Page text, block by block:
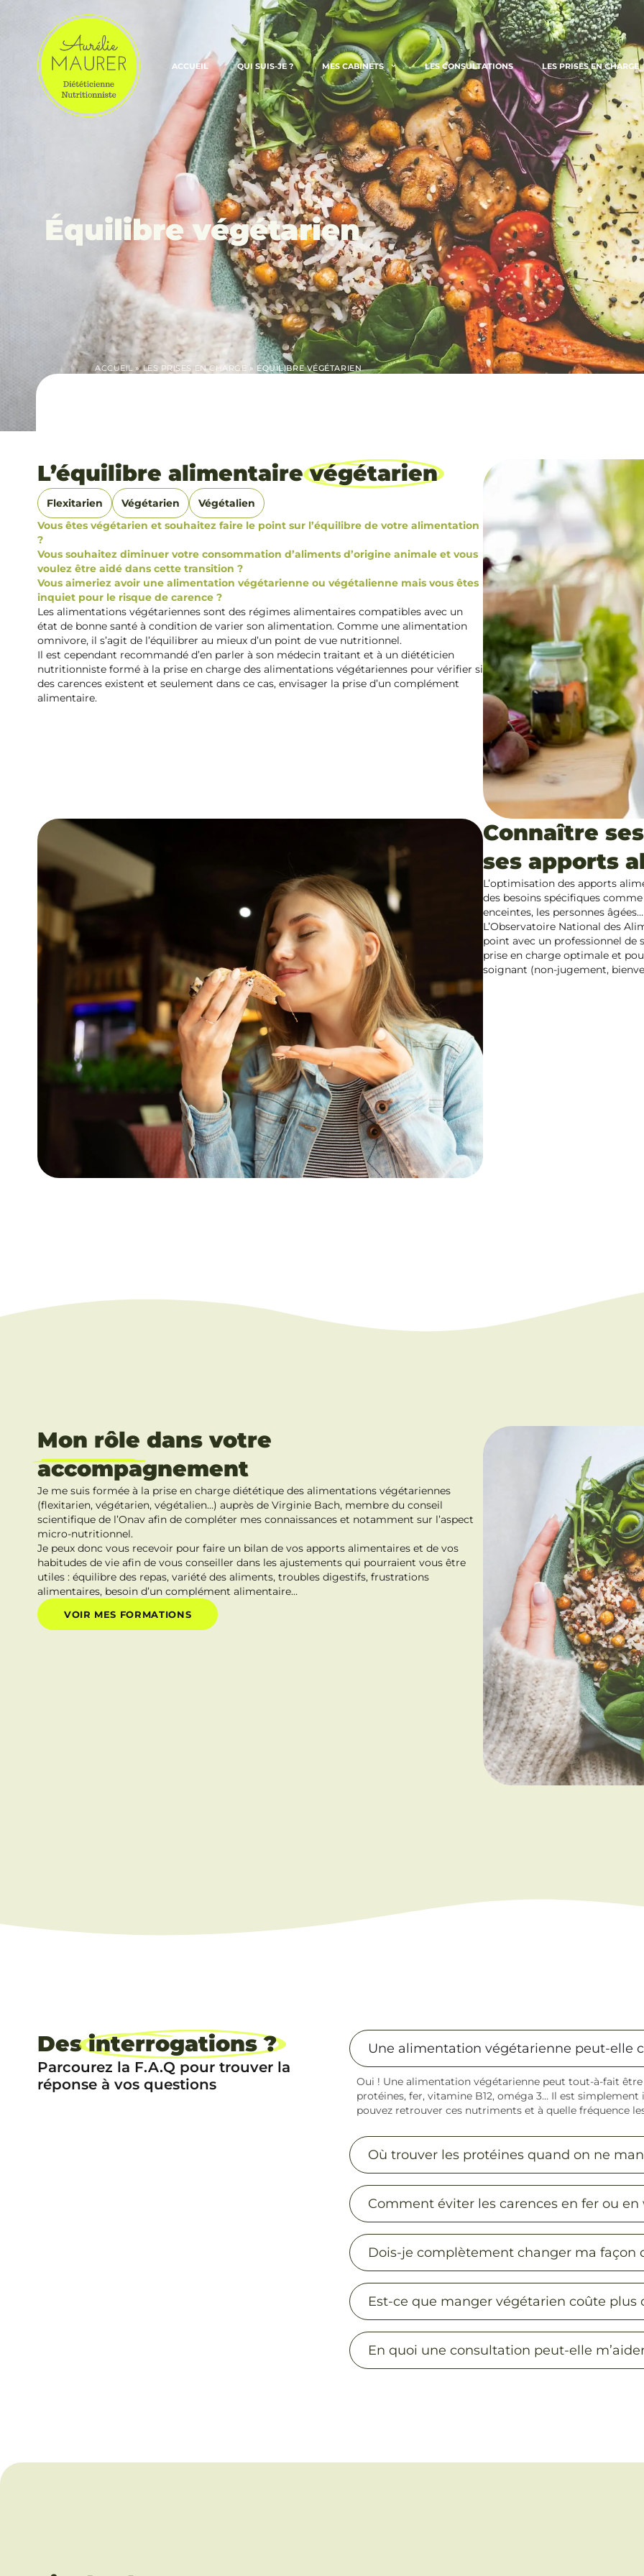
ACCUEIL QUI SUIS-JE ? MES CABINETS LES CONSULTATIONS LES PRISES EN CHARGE
Équilibre végétarien
ACCUEIL»LES PRISES EN CHARGE » ÉQUILIBRE VÉGÉTARIEN
L’équilibre alimentairevégétarien
Flexitarien Végétarien
Végétalien
Vous êtes végétarien et souhaitez faire le point sur l’équilibre de votre alimentation
?
Vous souhaitez diminuer votre consommation d’aliments d’origine animale et vous
voulez être aidé dans cette transition ?
Vous aimeriez avoir une alimentation végétarienne ou végétalienne mais vous êtes
inquiet pour le risque de carence ?
Les alimentations végétariennes sont des régimes alimentaires compatibles avec un
état de bonne santé à condition de varier son alimentation. Comme une alimentation
omnivore, il s’agit de l’équilibrer au mieux d’un point de vue nutritionnel.
Il est cependant recommandé d’en parler à son médecin traitant et à un diététicien
nutritionniste formé à la prise en charge des alimentations végétariennes pour vérifier si
des carences existent et seulement dans ce cas, envisager la prise d’un complément
alimentaire.
Connaître
ses apports
L’optimisation des apports
des besoins spécifiques
enceintes, les personnes âgées…
L’Observatoire National des
point avec un professionnel de
prise en charge optimale et
soignant (non-jugement,
Mon rôle dans votre
accompagnement
Je me suis formée à la prise en charge diététique des alimentations végétariennes
(flexitarien, végétarien, végétalien…) auprès de Virginie Bach, membre du conseil
scientifique de l’Onav afin de compléter mes connaissances et notamment sur l’aspect
micro-nutritionnel.
Je peux donc vous recevoir pour faire un bilan de vos apports alimentaires et de vos
habitudes de vie afin de vous conseiller dans les ajustements qui pourraient vous être
utiles : équilibre des repas, variété des aliments, troubles digestifs, frustrations
alimentaires, besoin d’un complément alimentaire…
VOIR MES FORMATIONS
Desinterrogations ?
Parcourez la F.A.Q pour trouver la
réponse à vos questions
Une alimentation végétarienne peut-elle
Oui ! Une alimentation végétarienne peut tout-à-fait
protéines, fer, vitamine B12, oméga 3… Il est
pouvez retrouver ces nutriments et à quelle fréquence
Où trouver les protéines quand on ne
Comment éviter les carences en fer ou en
Dois-je complètement changer ma façon
Est-ce que manger végétarien coûte plus
En quoi une consultation peut-elle